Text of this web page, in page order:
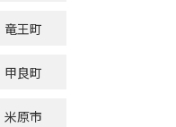
竜王町
甲良町
米原市